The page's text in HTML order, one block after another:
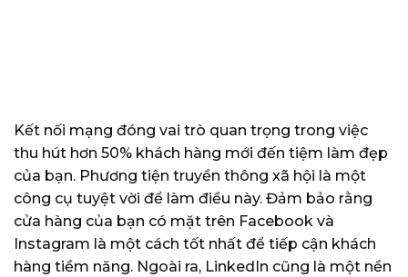
Kết nối mạng đóng vai trò quan trọng trong việc
thu hút hơn 50% khách hàng mới đến tiệm làm đẹp
của bạn. Phương tiện truyền thông xã hội là một
công cụ tuyệt vời để làm điều này. Đảm bảo rằng
cửa hàng của bạn có mặt trên Facebook và
Instagram là một cách tốt nhất để tiếp cận khách
hàng tiềm năng. Ngoài ra, LinkedIn cũng là một nền